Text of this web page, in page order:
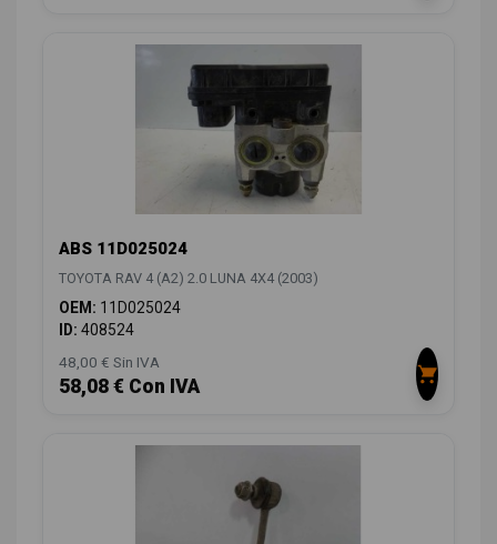
ABS 11D025024
TOYOTA RAV 4 (A2) 2.0 LUNA 4X4 (2003)
OEM: 11D025024
ID: 408524
48,00 € Sin IVA
58,08 € Con IVA